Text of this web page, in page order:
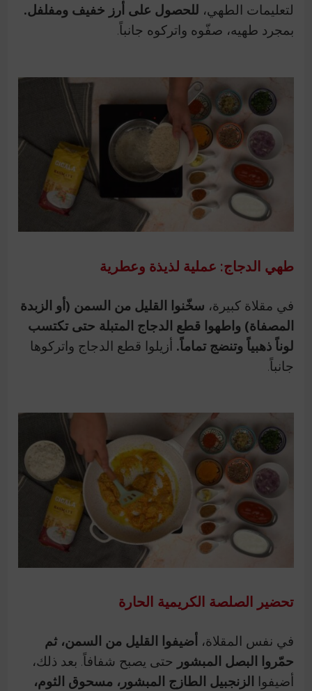
لتعليمات الطهي، للحصول على أرز خفيف ومفلفل.
بمجرد طهيه، صفّوه واتركوه جانباً.
طهي الدجاج: عملية لذيذة وعطرية
في مقلاة كبيرة، سخّنوا القليل من السمن (أو الزبدة
المصفاة) واطهوا قطع الدجاج المتبلة حتى تكتسب
لوناً ذهبياً وتنضج تماماً. أزيلوا قطع الدجاج واتركوها
جانباً.
تحضير الصلصة الكريمية الحارة
في نفس المقلاة،أضيفوا القليل من السمن، ثم
حمّروا البصل المبشور حتى يصبح شفافاً. بعد ذلك،
أضيفوا الزنجبيل الطازج المبشور، مسحوق الثوم،